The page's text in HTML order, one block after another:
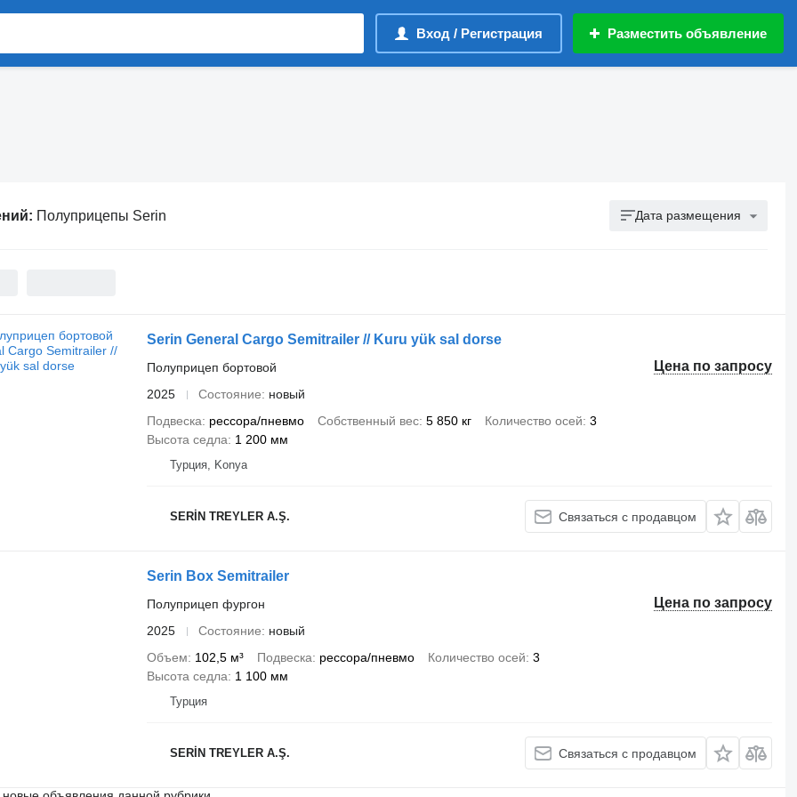
Вход / Регистрация Разместить объявление
Полуприцепы Serin Дата размещения
Serin General Cargo Semitrailer // Kuru yük sal dorse
Цена по запросу
Полуприцеп бортовой
2025
Состояние
новый
Подвеска
рессора/пневмо Собственный вес 5 850 кг Количество осей 3
Высота седла
1 200 мм
Турция, Konya
SERİN TREYLER A.Ş. Связаться с продавцом
Serin Box Semitrailer
Цена по запросу
Полуприцеп фургон
2025
Состояние
новый
Объем
102,5 м³ Подвеска рессора/пневмо Количество осей 3
Высота седла
1 100 мм
Турция
SERİN TREYLER A.Ş. Связаться с продавцом